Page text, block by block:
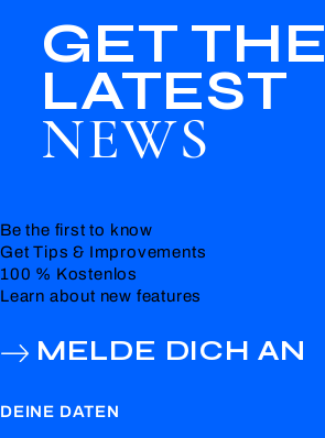
GET THE
LATEST
NEWS
Be the first to know
Get Tips & Improvements
100 % Kostenlos
Learn about new features
MELDE DICH AN
DEINE DATEN